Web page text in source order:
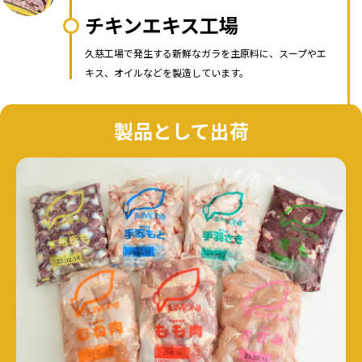
チキンエキス工場
久慈工場で発生する新鮮なガラを主原料に、スープやエ
キス、オイルなどを製造しています。
製品として出荷